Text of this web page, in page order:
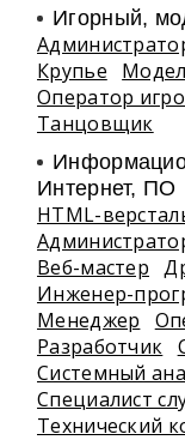
Игорный,
Крупье
Оператор
Танцовщик
Интернет, ПО
HTML-
Веб-мастер
Инженер-
Менеджер
Разработчик
Системный
Специалист
Технический